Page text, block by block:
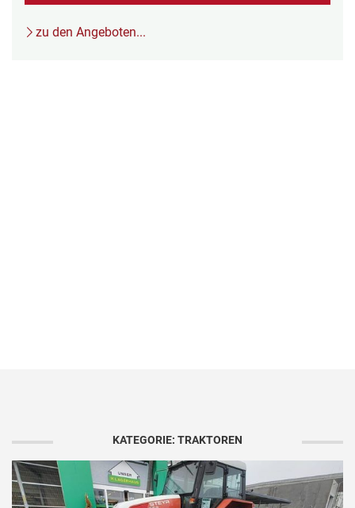
zu den Angeboten...
KATEGORIE: TRAKTOREN